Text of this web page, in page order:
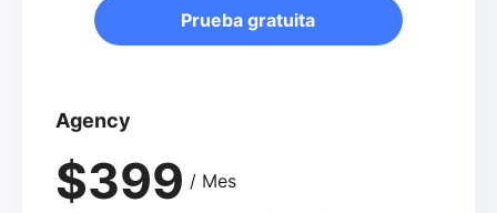
Prueba gratuita
Agency
$399 / Mes